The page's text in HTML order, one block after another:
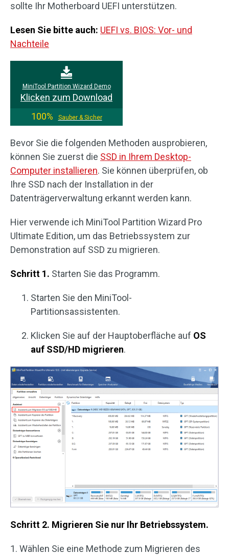
sollte Ihr Motherboard UEFI unterstützen.
Lesen Sie bitte auch: UEFI vs. BIOS: Vor- und
Nachteile
MiniTool Partition Wizard Demo
Klicken zum Download
100%
Sauber & Sicher
Bevor Sie die folgenden Methoden ausprobieren,
können Sie zuerst die SSD in Ihrem Desktop-
Computer installieren. Sie können überprüfen, ob
Ihre SSD nach der Installation in der
Datenträgerverwaltung erkannt werden kann.
Hier verwende ich MiniTool Partition Wizard Pro
Ultimate Edition, um das Betriebssystem zur
Demonstration auf SSD zu migrieren.
Schritt 1. Starten Sie das Programm.
Starten Sie den MiniTool-
Partitionsassistenten.
Klicken Sie auf der Hauptoberfläche auf OS
auf SSD/HD migrieren.
Schritt 2. Migrieren Sie nur Ihr Betriebssystem.
1. Wählen Sie eine Methode zum Migrieren des